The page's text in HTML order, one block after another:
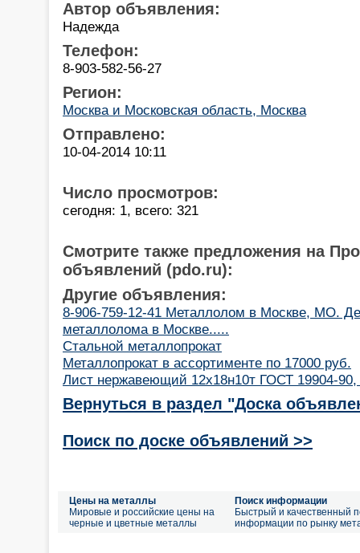
Автор объявления:
Надежда
Телефон:
8-903-582-56-27
Регион:
Москва и Московская область, Москва
Отправлено:
10-04-2014 10:11
Число просмотров:
сегодня: 1, всего: 321
Смотрите также предложения на
объявлений (pdo.ru):
Другие объявления:
8-906-759-12-41 Металлолом в Москве, МО.
металлолома в Москве.....
Стальной металлопрокат
Металлопрокат в ассортименте по 17000 руб.
Лист нержавеющий 12х18н10т ГОСТ 19904-
Вернуться в раздел "Доска
Поиск по доске объявлений >>
Цены на металлы
Мировые и российские цены на
черные и цветные металлы
Поиск информации
Быстрый и качественный
информации по рынку